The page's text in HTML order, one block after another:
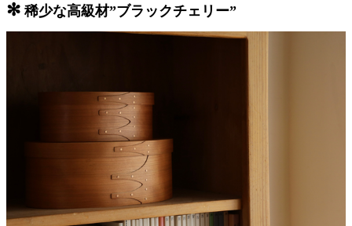
✻ 稀少な高級材”ブラックチェリー”